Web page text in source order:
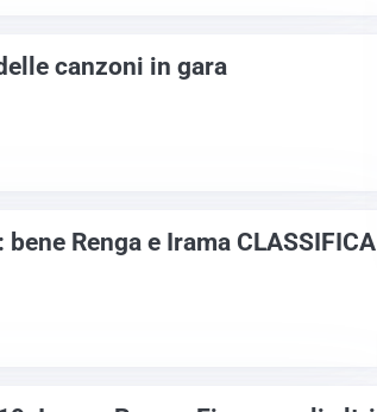
canzoni in gara
Renga e Irama CLASSIFICA